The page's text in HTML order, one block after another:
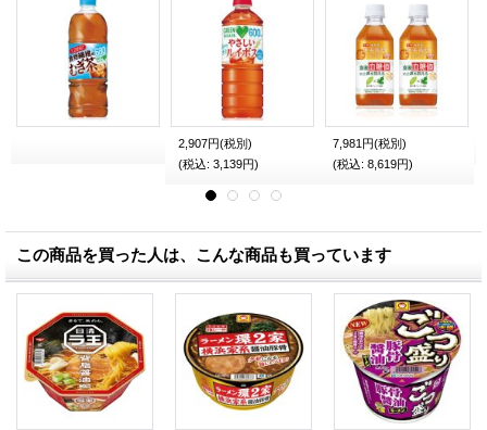
2,907円(税別)
(税込: 3,139円)
7,981円(税別)
(税込: 8,619円)
この商品を買った人は、こんな商品も買っています